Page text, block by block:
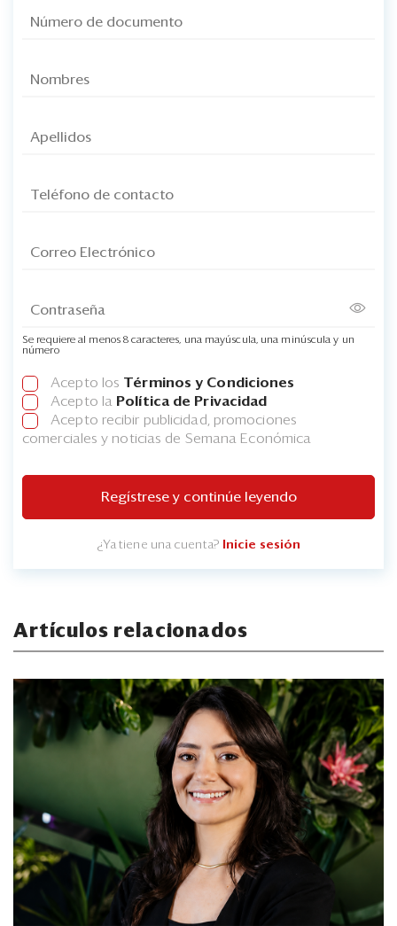
Se requiere al menos 8 caracteres, una mayúscula, una minúscula y un
número
Acepto los Términos y Condiciones
Acepto la Política de Privacidad
Acepto recibir publicidad, promociones
comerciales y noticias de Semana Económica
Regístrese y continúe leyendo
¿Ya tiene una cuenta? Inicie sesión
Artículos relacionados